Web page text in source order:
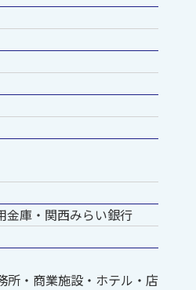
金庫・関西みらい銀行
所・商業施設・ホテル・店